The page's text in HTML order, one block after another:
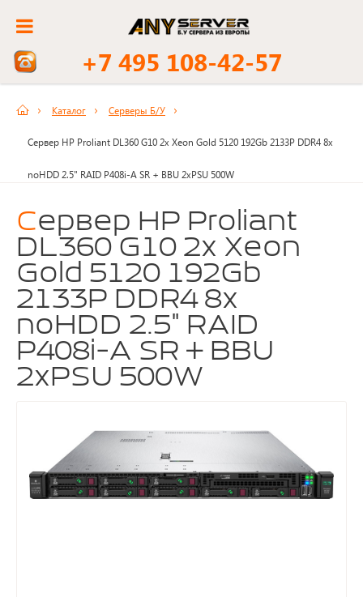
+7 495 108-42-57
Каталог Серверы Б/У
Сервер HP Proliant DL360 G10 2x Xeon Gold 5120 192Gb 2133P DDR4 8x
noHDD 2.5" RAID P408i-A SR + BBU 2xPSU 500W
Сервер HP Proliant
DL360 G10 2x Xeon
Gold 5120 192Gb
2133P DDR4 8x
noHDD 2.5" RAID
P408i-A SR + BBU
2xPSU 500W